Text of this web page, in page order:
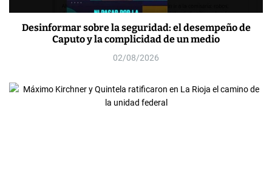
Desinformar sobre la seguridad: el desempeño de
Caputo y la complicidad de un medio
02/08/2026